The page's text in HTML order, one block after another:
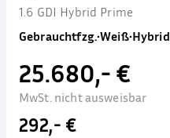
1.6 GDI Hybrid Prime
Gebrauchtfzg.•Weiß•Hybrid
25.680,- €
MwSt. nicht ausweisbar
292,- €